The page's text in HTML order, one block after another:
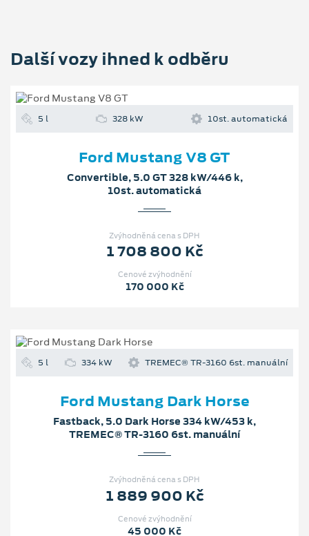
Další vozy ihned k odběru
5 l 328 kW 10st. automatická
Ford Mustang V8 GT
Convertible, 5.0 GT 328 kW/446 k,
10st. automatická
Zvýhodněná cena s DPH
1 708 800 Kč
Cenové zvýhodnění
170 000 Kč
5 l 334 kW TREMEC® TR-3160 6st. manuální
Ford Mustang Dark Horse
Fastback, 5.0 Dark Horse 334 kW/453 k,
TREMEC® TR-3160 6st. manuální
Zvýhodněná cena s DPH
1 889 900 Kč
Cenové zvýhodnění
45 000 Kč